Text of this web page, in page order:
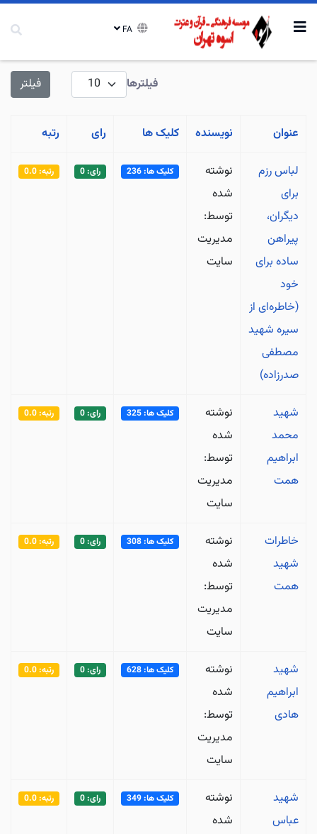
فیلترها نمایش # فیلتر
عنوان نویسنده کلیک ها رای رتبه
لباس رزم
برای
دیگران،
پیراهن
ساده برای
خود
(خاطره‌ای از
سیره شهید
مصطفی
صدرزاده)
نوشته
شده
توسط:
مدیریت
سایت
کلیک ها: 236 رای: 0 رتبه: 0.0
شهید
محمد
ابراهیم
همت
نوشته
شده
توسط:
مدیریت
سایت
کلیک ها: 325 رای: 0 رتبه: 0.0
خاطرات
شهید
همت
نوشته
شده
توسط:
مدیریت
سایت
کلیک ها: 308 رای: 0 رتبه: 0.0
شهید
ابراهیم
هادی
نوشته
شده
توسط:
مدیریت
سایت
کلیک ها: 628 رای: 0 رتبه: 0.0
شهید
عباس
نوشته
شده
کلیک ها: 349 رای: 0 رتبه: 0.0